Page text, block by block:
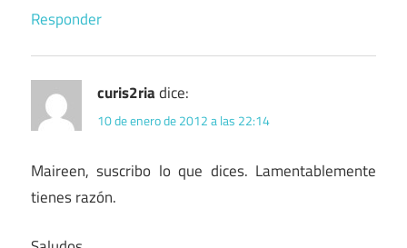
Responder
curis2riadice:
10 de enero de 2012 a las 22:14
Maireen, suscribo lo que dices. Lamentablemente
tienes razón.